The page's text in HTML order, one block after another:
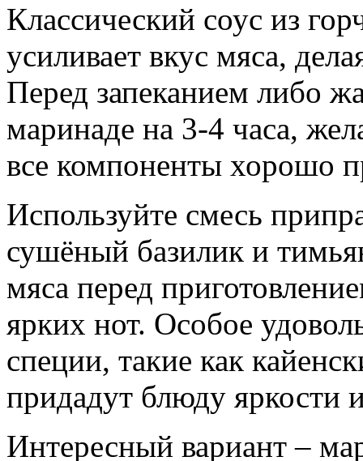
Классический соус из
усиливает вкус мяса,
Перед запеканием либо
маринаде на 3-4 часа,
все компоненты хорошо
Используйте смесь
сушёный базилик и
мяса перед
ярких нот. Особое
специи, такие как
придадут блюду яркости
Интересный вариант –